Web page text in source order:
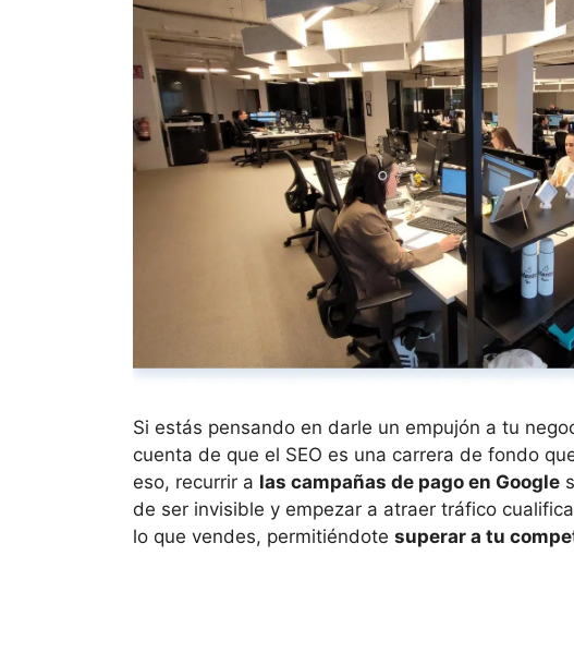
Si estás pensando en darle un empujón a tu
cuenta de que el SEO es una carrera de fondo
eso, recurrir a las campañas de pago en Google
de ser invisible y empezar a atraer tráfico
lo que vendes, permitiéndote superar a tu